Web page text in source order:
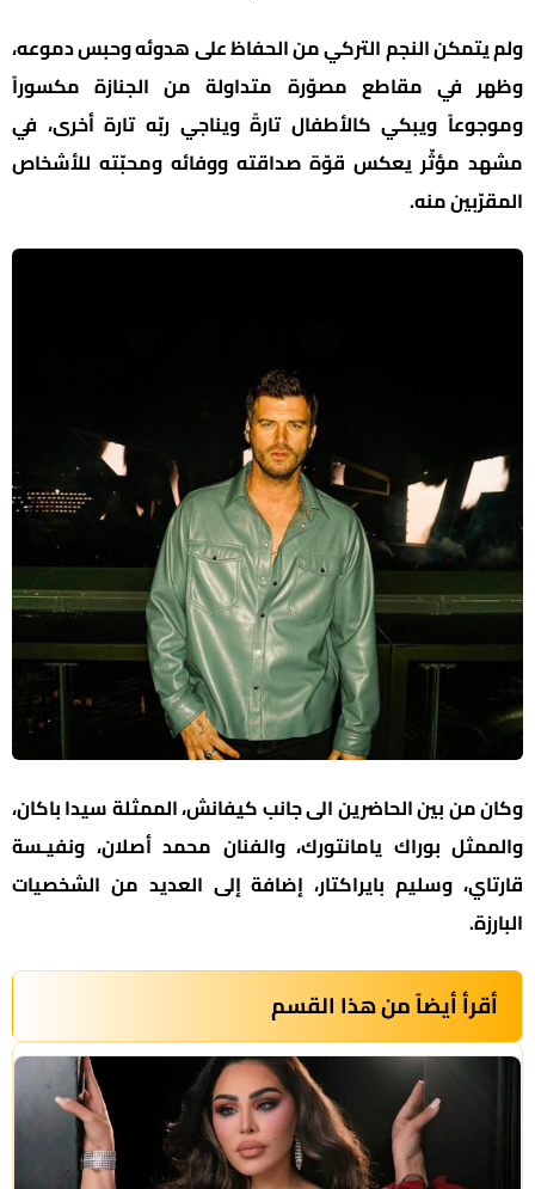
ولم يتمكن النجم التركي من الحفاظ على هدوئه وحبس دموعه،
وظهر في مقاطع مصوّرة متداولة من الجنازة مكسوراً
وموجوعاً ويبكي كالأطفال تارةً ويناجي ربّه تارة أخرى، في
مشهد مؤثّر يعكس قوّة صداقته ووفائه ومحبّته للأشخاص
المقرّبين منه.
وكان من بين الحاضرين الى جانب كيفانش، الممثلة سيدا باكان،
والممثل بوراك يامانتورك، والفنان محمد أصلان، ونفيـسة
قارتاي، وسليم بايراكتار، إضافة إلى العديد من الشخصيات
البارزة.
أقرأ أيضاً من هذا القسم